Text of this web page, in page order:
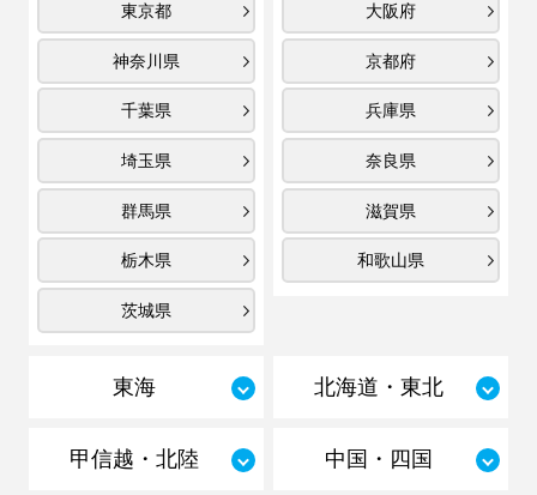
東京都
神奈川県
千葉県
埼玉県
群馬県
栃木県
茨城県
大阪府
京都府
兵庫県
奈良県
滋賀県
和歌山県
東海 北海道・東北
甲信越・北陸 中国・四国